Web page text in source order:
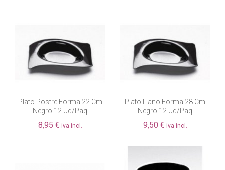
Plato Postre Forma 22 Cm
Negro 12 Ud/paq
8,95 € iva incl.
Plato Llano Forma 28 Cm
Negro 12 Ud/paq
9,50 € iva incl.